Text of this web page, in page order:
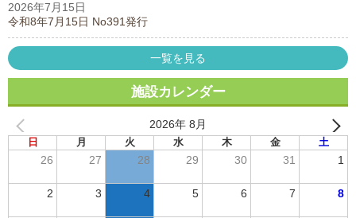
2026年7月15日
令和8年7月15日 No391発行
一覧を見る
施設カレンダー
2026年 8月
日 月 火 水 木 金 土
26 27 28 29 30 31 1
2 3 4 5 6 7 8